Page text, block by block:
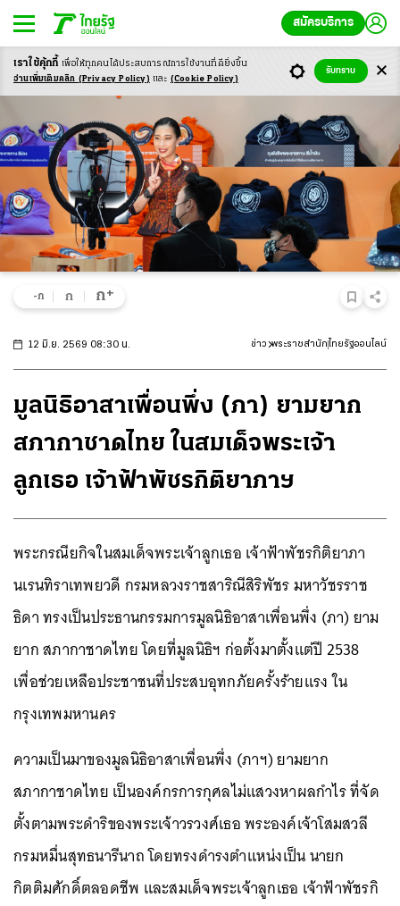
สมัครบริการ
-ก ก ก+
12 มิ.ย. 2569 08:30 น. ข่าว พระราชสำนัก ไทยรัฐออนไลน์
มูลนิธิอาสาเพื่อนพึ่ง (ภา) ยามยาก
สภากาชาดไทย ในสมเด็จพระเจ้า
ลูกเธอ เจ้าฟ้าพัชรกิติยาภาฯ
พระกรณียกิจในสมเด็จพระเจ้าลูกเธอ เจ้าฟ้าพัชรกิติยาภา
นเรนทิราเทพยวดี กรมหลวงราชสาริณีสิริพัชร มหาวัชรราช
ธิดา ทรงเป็นประธานกรรมการมูลนิธิอาสาเพื่อนพึ่ง (ภา) ยาม
ยาก สภากาชาดไทยโดยที่มูลนิธิฯ ก่อตั้งมาตั้งแต่ปี 2538
เพื่อช่วยเหลือประชาชนที่ประสบอุทกภัยครั้งร้ายแรง ใน
กรุงเทพมหานคร
ความเป็นมาของมูลนิธิอาสาเพื่อนพึ่ง (ภาฯ) ยามยาก
สภากาชาดไทย เป็นองค์กรการกุศลไม่แสวงหาผลกำไร ที่จัด
ตั้งตามพระดำริของพระเจ้าวรวงศ์เธอ พระองค์เจ้าโสมสวลี
กรมหมื่นสุทธนารีนาถ โดยทรงดำรงตำแหน่งเป็น นายก
กิตติมศักดิ์ตลอดชีพ และสมเด็จพระเจ้าลูกเธอ เจ้าฟ้าพัชรกิ
เราใช้คุ้กกี้ เพื่อให้ทุกคนได้ประสบการณ์การใช้งานที่ดียิ่งขึ้น
อ่านเพิ่มเติมคลิก (Privacy Policy) และ (Cookie Policy)
รับทราบ